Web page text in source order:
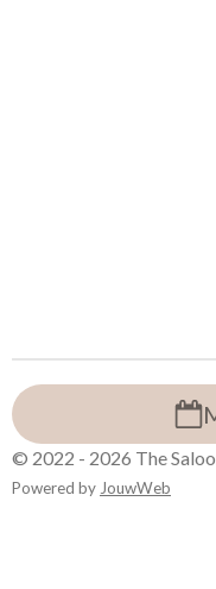
© 2022 - 2026 The
Powered by JouwWeb